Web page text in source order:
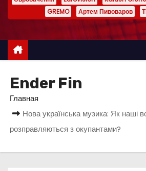
и
GREMO
Артем Пивоваров
Ender Fin
Главная
Нова українська музика: Як наші
розправляються з окупантами?